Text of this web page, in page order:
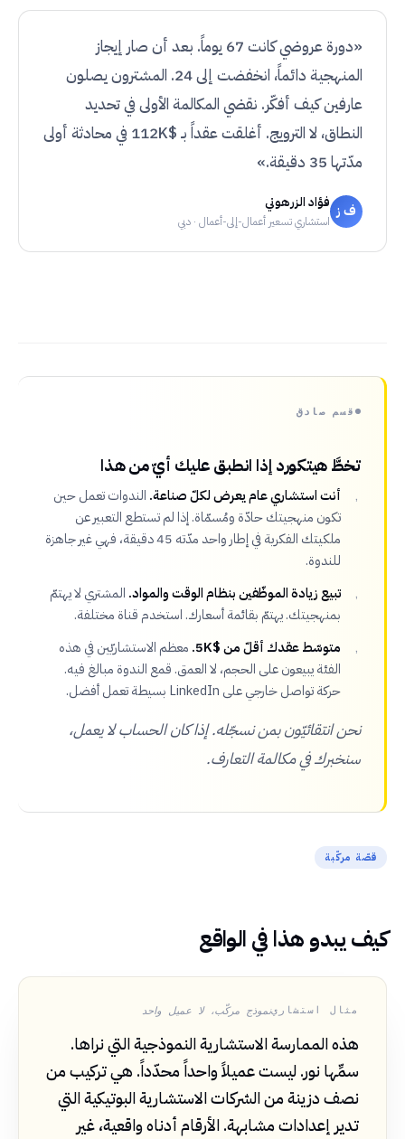
«دورة عروضي كانت 67 يوماً. بعد أن صار إيجاز
المنهجية دائماً، انخفضت إلى 24. المشترون يصلون
عارفين كيف أفكّر. نقضي المكالمة الأولى في تحديد
النطاق، لا الترويج. أغلقت عقداً بـ $112K في محادثة أولى
مدّتها 35 دقيقة.»
ف ز فؤاد الزرهوني
استشاري تسعير أعمال-إلى-أعمال · دبي
قسم صادق
تخطَّ هيتكورد إذا انطبق عليك أيّ من هذا
أنت استشاري عام يعرض لكلّ صناعة. الندوات تعمل حين
تكون منهجيتك حادّة ومُسمّاة. إذا لم تستطع التعبير عن
ملكيتك الفكرية في إطار واحد مدّته 45 دقيقة، فهي غير جاهزة
للندوة.
تبيع زيادة الموظّفين بنظام الوقت والمواد. المشتري لا يهتمّ
بمنهجيتك. يهتمّ بقائمة أسعارك. استخدم قناة مختلفة.
متوسّط عقدك أقلّ من $5K.
معظم الاستشاريّين في هذه
الفئة يبيعون على الحجم، لا العمق. قمع الندوة مبالغ فيه.
حركة تواصل خارجي على LinkedIn بسيطة تعمل أفضل.
نحن انتقائيّون بمن نسجّله. إذا كان الحساب لا يعمل،
سنخبرك في مكالمة التعارف.
قصّة مركّبة
كيف يبدو هذا في الواقع
مثال استشاري
هذه الممارسة الاستشارية النموذجية التي نراها.
سمِّها نور. ليست عميلاً واحداً محدّداً. هي تركيب من
نصف دزينة من الشركات الاستشارية البوتيكية التي
تدير إعدادات مشابهة. الأرقام أدناه واقعية، غير